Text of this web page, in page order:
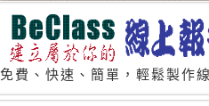
免費、快速、簡單，輕鬆製作